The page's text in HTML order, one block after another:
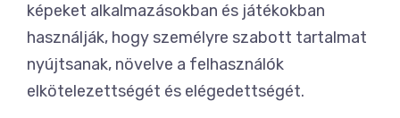
képeket alkalmazásokban és játékokban
használják, hogy személyre szabott tartalmat
nyújtsanak, növelve a felhasználók
elkötelezettségét és elégedettségét.